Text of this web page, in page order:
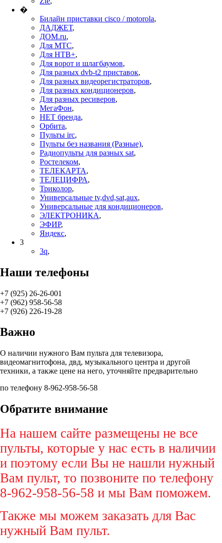
�
Билайн приставки cisco / motorola,
ДАДЖЕТ,
ДОМ.ru,
Для МТС,
Для НТВ+,
Для ворот и шлагбаумов,
Для разных dvb-t2 приставок,
Для разных видеорегистраторов,
Для разных кондиционеров,
Для разных ресиверов,
МегаФон,
НЕТ бренда,
Орбита,
Пульты irc,
Пульты без названия (Разные),
Радиопульты для разных sat,
Ростелеком,
ТЕЛЕКАРТА,
ТЕЛЕЦИФРА,
Триколор,
Универсальные tv,dvd,sat,aux,
Универсальные для кондиционеров,
ЭЛЕКТРОНИКА,
ЭФИР,
Яндекс,
3
3q,
Наши телефоны
+7 (925) 26-26-001
+7 (962) 958-56-58
+7 (926) 226-19-28
Важно
О наличии нужного Вам пульта для телевизора,
видеомагнитофона, двд, музыкального центра и другой
техники, а также цене на него, уточняйте предварительно
по телефону 8-962-958-56-58
Обратите внимание
На нашем сайте размещены не все
пульты, которые у нас есть в наличии
и поэтому если Вы не нашли нужный
Вам пульт, то позвоните по телефону
8-962-958-56-58 и мы Вам поможем.
Также мы можем заказать для Вас
нужный Вам пульт.